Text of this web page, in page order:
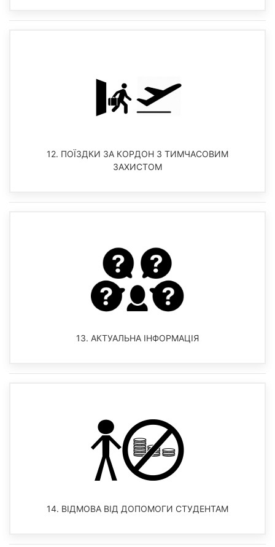
12. ПОЇЗДКИ ЗА КОРДОН З ТИМЧАСОВИМ
ЗАХИСТОМ
13. АКТУАЛЬНА ІНФОРМАЦІЯ
14. ВIДМОВА ВIД ДОПОМОГИ СТУДЕНТАМ